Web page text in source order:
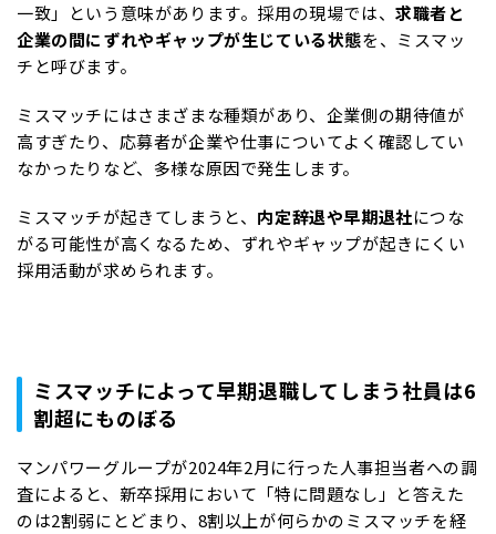
一致」という意味があります。採用の現場では、求職者と
企業の間にずれやギャップが生じている状態を、ミスマッ
チと呼びます。
ミスマッチにはさまざまな種類があり、企業側の期待値が
高すぎたり、応募者が企業や仕事についてよく確認してい
なかったりなど、多様な原因で発生します。
ミスマッチが起きてしまうと、 内定辞退や早期退社につな
がる可能性が高くなるため、ずれやギャップが起きにくい
採用活動が求められます。
ミスマッチによって早期退職してしまう社員は6
割超にものぼる
マンパワーグループが2024年2月に行った人事担当者への調
査によると、新卒採用において「特に問題なし」と答えた
のは2割弱にとどまり、8割以上が何らかのミスマッチを経